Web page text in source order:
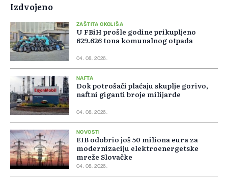
Izdvojeno
ZAŠTITA OKOLIŠA
U FBiH prošle godine prikupljeno
629.626 tona komunalnog otpada
04. 08. 2026.
NAFTA
Dok potrošači plaćaju skuplje gorivo,
naftni giganti broje milijarde
04. 08. 2026.
NOVOSTI
EIB odobrio još 50 miliona eura za
modernizaciju elektroenergetske
mreže Slovačke
04. 08. 2026.